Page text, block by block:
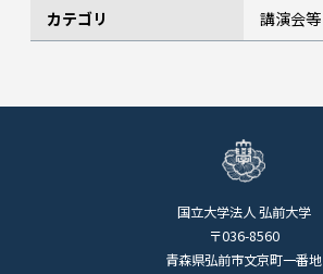
カテゴリ
講演会等
国立大学法人 弘前大学
〒036-8560
青森県弘前市文京町一番地